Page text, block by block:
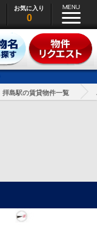
お気に入り
0
拝島駅の賃貸物件一覧